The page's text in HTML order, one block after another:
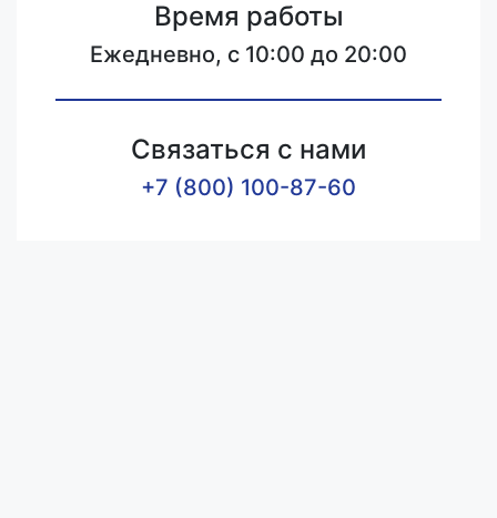
Время работы
Ежедневно, с 10:00 до 20:00
Связаться с нами
+7 (800) 100-87-60